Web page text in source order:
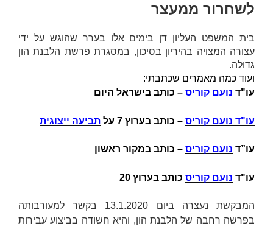
לשחרור ממעצר
בית המשפט העליון דן בימים אלו בערר שהוגש על ידי
עצורה המצויה בהיריון בסיכון, במסגרת פרשת הלבנת הון
גדולה.
ועוד כמה מאמרים שכתבתי:
עו"ד נועם קוריס – כותב בישראל היום
עו"ד נועם קוריס – כותב בערוץ 7 על תביעה ייצוגית
עו”ד נועם קוריס – כותב במקור ראשון
עו"ד נועם קוריס כותב בערוץ 20
המבקשת נעצרה ביום 13.1.2020 בקשר למעורבותה
בפרשה רחבה של הלבנת הון, והיא חשודה בביצוע עבירות